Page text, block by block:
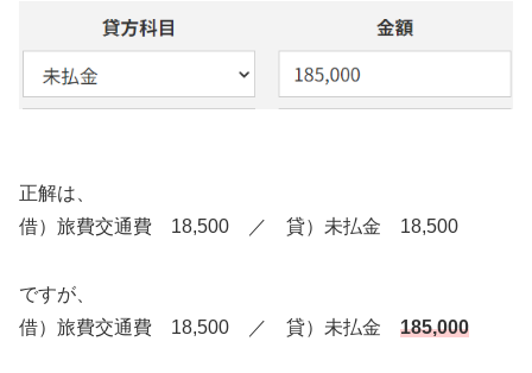
正解は、
借）旅費交通費 18,500 ／ 貸）未払金 18,500
ですが、
借）旅費交通費 18,500 ／ 貸）未払金 185,000